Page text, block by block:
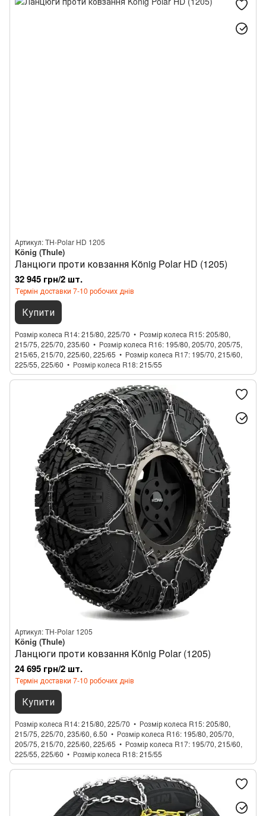
Артикул: TH-Polar HD 1205
König (Thule)
Ланцюги проти ковзання König Polar HD (1205)
32 945 грн/2 шт.
Термін доставки 7-10 робочих днів
Купити
Розмір колеса R14 215/80, 225/70 Розмір колеса R15 205/80,
215/75, 225/70, 235/60
Розмір колеса R16 195/80, 205/70, 205/75,
215/65, 215/70, 225/60, 225/65
Розмір колеса R17 195/70, 215/60,
225/55, 225/60
Розмір колеса R18 215/55
Артикул: TH-Polar 1205
König (Thule)
Ланцюги проти ковзання König Polar (1205)
24 695 грн/2 шт.
Термін доставки 7-10 робочих днів
Купити
Розмір колеса R14 215/80, 225/70 Розмір колеса R15 205/80,
215/75, 225/70, 235/60, 6.50
Розмір колеса R16 195/80, 205/70,
205/75, 215/70, 225/60, 225/65
Розмір колеса R17 195/70, 215/60,
225/55, 225/60
Розмір колеса R18 215/55